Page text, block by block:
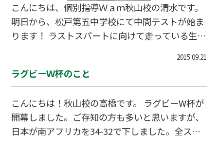
こんにちは、個別指導Ｗａｍ秋山校の清水です。
明日から、松戸第五中学校にて中間テストが始ま
ります！ ラストスパートに向けて走っている生徒
す。みんな、自己ベストを出せるようにがんば
れ！ Ｗａｍの先生たち全員みんなを応援していま
2015.09.21
ラグビーＷ杯のこと
こんにちは！秋山校の高橋です。 ラグビーW杯が
開幕しました。ご存知の方も多いと思いますが、
日本が南アフリカを34-32で下しました。全スポ